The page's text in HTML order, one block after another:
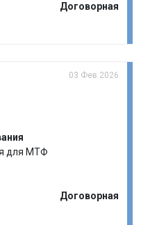
Договорная
03 Фев 2026
для МТФ
Договорная